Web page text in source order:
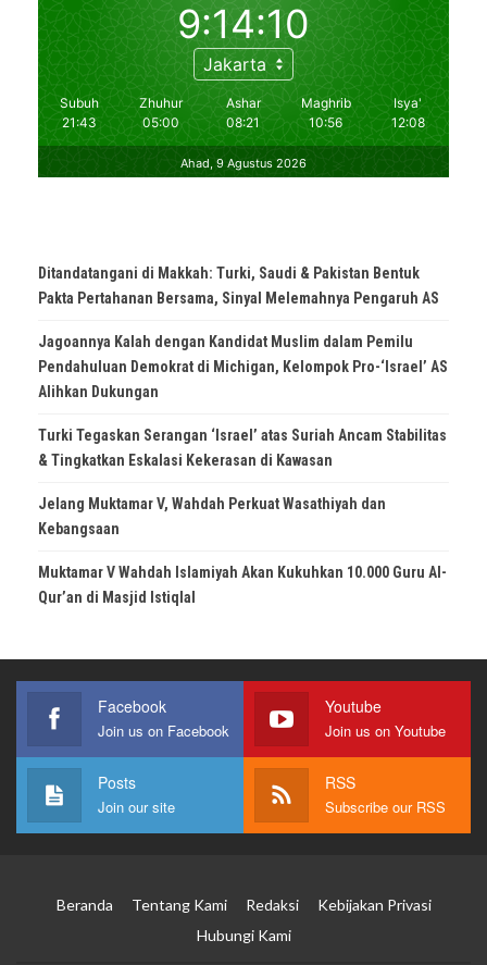
Ditandatangani di Makkah: Turki, Saudi & Pakistan Bentuk
Pakta Pertahanan Bersama, Sinyal Melemahnya Pengaruh AS
Jagoannya Kalah dengan Kandidat Muslim dalam Pemilu
Pendahuluan Demokrat di Michigan, Kelompok Pro-‘Israel’ AS
Alihkan Dukungan
Turki Tegaskan Serangan ‘Israel’ atas Suriah Ancam Stabilitas
& Tingkatkan Eskalasi Kekerasan di Kawasan
Jelang Muktamar V, Wahdah Perkuat Wasathiyah dan
Kebangsaan
Muktamar V Wahdah Islamiyah Akan Kukuhkan 10.000 Guru Al-
Qur’an di Masjid Istiqlal
Facebook
Join us on Facebook
Youtube
Join us on Youtube
Posts
Join our site
RSS
Subscribe our RSS
Beranda Tentang Kami Redaksi
Kebijakan Privasi
Hubungi Kami